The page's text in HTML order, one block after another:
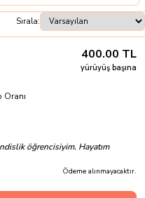
Sırala:
400.00 TL
yürüyüş başına
Oranı
öğrencisiyim. Hayatım
Ödeme alınmayacaktır.